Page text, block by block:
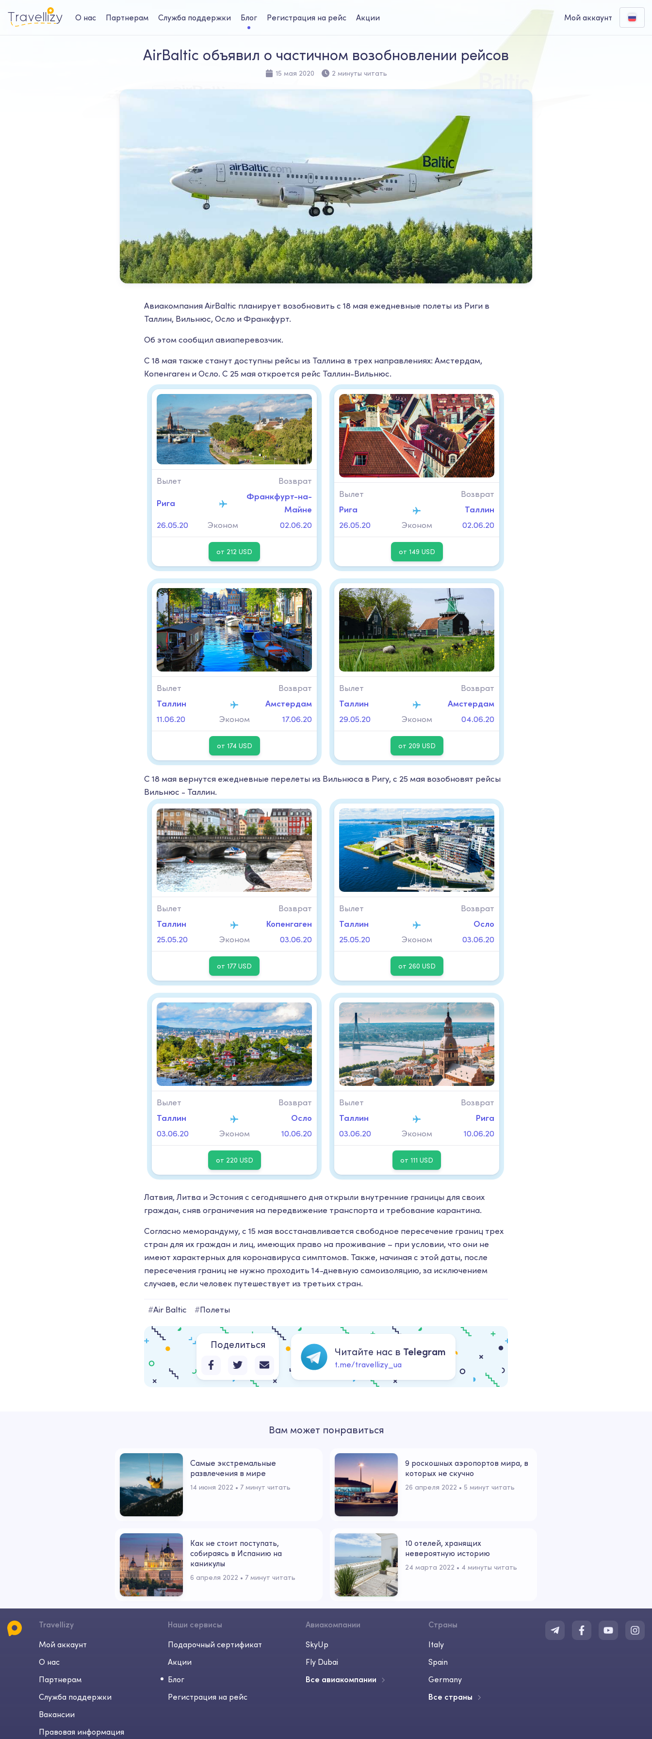
О нас Партнерам Служба поддержки Блог Регистрация на рейс Акции Мой аккаунт
AirBaltic объявил о частичном возобновлении рейсов
15 мая 2020 2 минуты читать
Авиакомпания АirBaltic планирует возобновить с 18 мая ежедневные полеты из Риги в
Таллин, Вильнюс, Осло и Франкфурт.
Об этом сообщил авиаперевозчик.
С 18 мая также станут доступны рейсы из Таллина в трех направлениях: Амстердам,
Копенгаген и Осло. С 25 мая откроется рейс Таллин-Вильнюс.
Вылет
Рига
26.05.20 Эконом
Возврат
Франкфурт-на-
Майне
02.06.20
от 212 USD
Вылет
Рига
26.05.20
Эконом
Возврат
Таллин
02.06.20
от 149 USD
Вылет
Таллин
11.06.20
Эконом
Возврат
Амстердам
17.06.20
от 174 USD
Вылет
Таллин
29.05.20
Эконом
Возврат
Амстердам
04.06.20
от 209 USD
С 18 мая вернутся ежедневные перелеты из Вильнюса в Ригу, с 25 мая возобновят рейсы
Вильнюс - Таллин.
Вылет
Таллин
25.05.20
Эконом
Возврат
Копенгаген
03.06.20
от 177 USD
Вылет
Таллин
25.05.20
Эконом
Возврат
Осло
03.06.20
от 260 USD
Вылет
Таллин
03.06.20
Эконом
Возврат
Осло
10.06.20
от 220 USD
Вылет
Таллин
03.06.20
Эконом
Возврат
Рига
10.06.20
от 111 USD
Латвия, Литва и Эстония с сегодняшнего дня открыли внутренние границы для своих
граждан, сняв ограничения на передвижение транспорта и требование карантина.
Согласно меморандуму, с 15 мая восстанавливается свободное пересечение границ трех
стран для их граждан и лиц, имеющих право на проживание – при условии, что они не
имеют характерных для коронавируса симптомов. Также, начиная с этой даты, после
пересечения границ не нужно проходить 14-дневную самоизоляцию, за исключением
случаев, если человек путешествует из третьих стран.
#Air Baltic #Полеты
Поделиться
Читайте нас в Telegram
t.me/travellizy_ua
Вам может понравиться
Самые экстремальные
развлечения в мире
14 июня 2022 • 7 минут читать
9 роскошных аэропортов мира, в
которых не скучно
26 апреля 2022 • 5 минут читать
Как не стоит поступать,
собираясь в Испанию на
каникулы
6 апреля 2022 • 7 минут читать
10 отелей, хранящих
невероятную историю
24 марта 2022 • 4 минуты читать
Travellizy
Мой аккаунт
О нас
Партнерам
Служба поддержки
Вакансии
Правовая информация
Наши сервисы
Подарочный сертификат
Акции
Блог
Регистрация на рейс
Авиакомпании
SkyUp
Fly Dubai
Все авиакомпании
Страны
Italy
Spain
Germany
Все страны